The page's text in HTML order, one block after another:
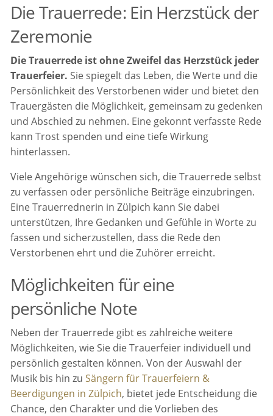
Die Trauerrede: Ein Herzstück der
Zeremonie
Die Trauerrede ist ohne Zweifel das Herzstück jeder
Trauerfeier. Sie spiegelt das Leben, die Werte und die
Persönlichkeit des Verstorbenen wider und bietet den
Trauergästen die Möglichkeit, gemeinsam zu gedenken
und Abschied zu nehmen. Eine gekonnt verfasste Rede
kann Trost spenden und eine tiefe Wirkung
hinterlassen.
Viele Angehörige wünschen sich, die Trauerrede selbst
zu verfassen oder persönliche Beiträge einzubringen.
Eine Trauerrednerin in Zülpich kann Sie dabei
unterstützen, Ihre Gedanken und Gefühle in Worte zu
fassen und sicherzustellen, dass die Rede den
Verstorbenen ehrt und die Zuhörer erreicht.
Möglichkeiten für eine
persönliche Note
Neben der Trauerrede gibt es zahlreiche weitere
Möglichkeiten, wie Sie die Trauerfeier individuell und
persönlich gestalten können. Von der Auswahl der
Musik bis hin zuSängern für Trauerfeiern &
Beerdigungen in Zülpich, bietet jede Entscheidung die
Chance, den Charakter und die Vorlieben des